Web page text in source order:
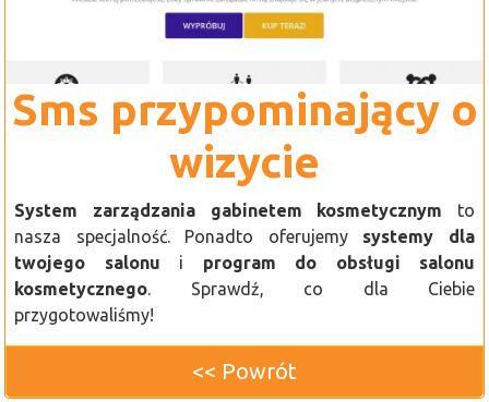
Sms przypominający o
wizycie
System zarządzania gabinetem kosmetycznym to
nasza specjalność. Ponadto oferujemy systemy dla
twojego salonu i program do obsługi salonu
kosmetycznego. Sprawdź, co dla Ciebie
przygotowaliśmy!
<< Powrót